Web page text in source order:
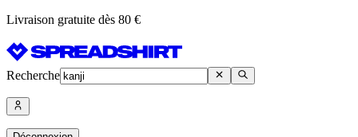
Livraison gratuite dès 80 €
Recherche